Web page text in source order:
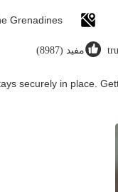
مفید (8987)
securely in place.